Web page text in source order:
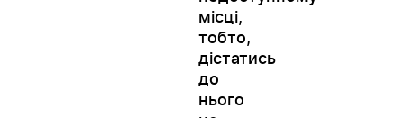
місці,
тобто,
дістатись
до
нього